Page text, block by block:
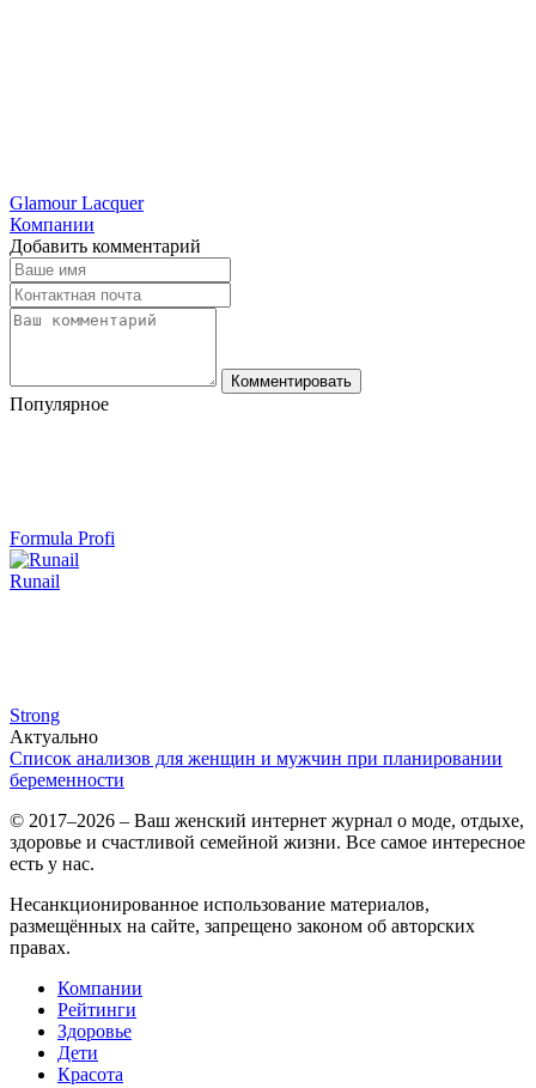
Glamour Lacquer
Компании
Добавить комментарий
Комментировать
Популярное
Formula Profi
Runail
Strong
Актуально
Список анализов для женщин и мужчин при планировании
беременности
© 2017–2026 – Ваш женский интернет журнал о моде, отдыхе,
здоровье и счастливой семейной жизни. Все самое интересное
есть у нас.
Несанкционированное использование материалов,
размещённых на сайте, запрещено законом об авторских
правах.
Компании
Рейтинги
Здоровье
Дети
Красота